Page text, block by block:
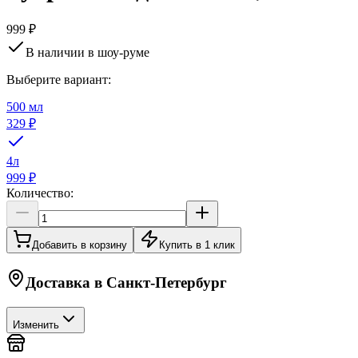
999 ₽
В наличии в шоу-руме
Выберите вариант:
500 мл
329 ₽
4л
999 ₽
Количество:
Добавить в корзину Купить в 1 клик
Доставка в Санкт-Петербург
Изменить